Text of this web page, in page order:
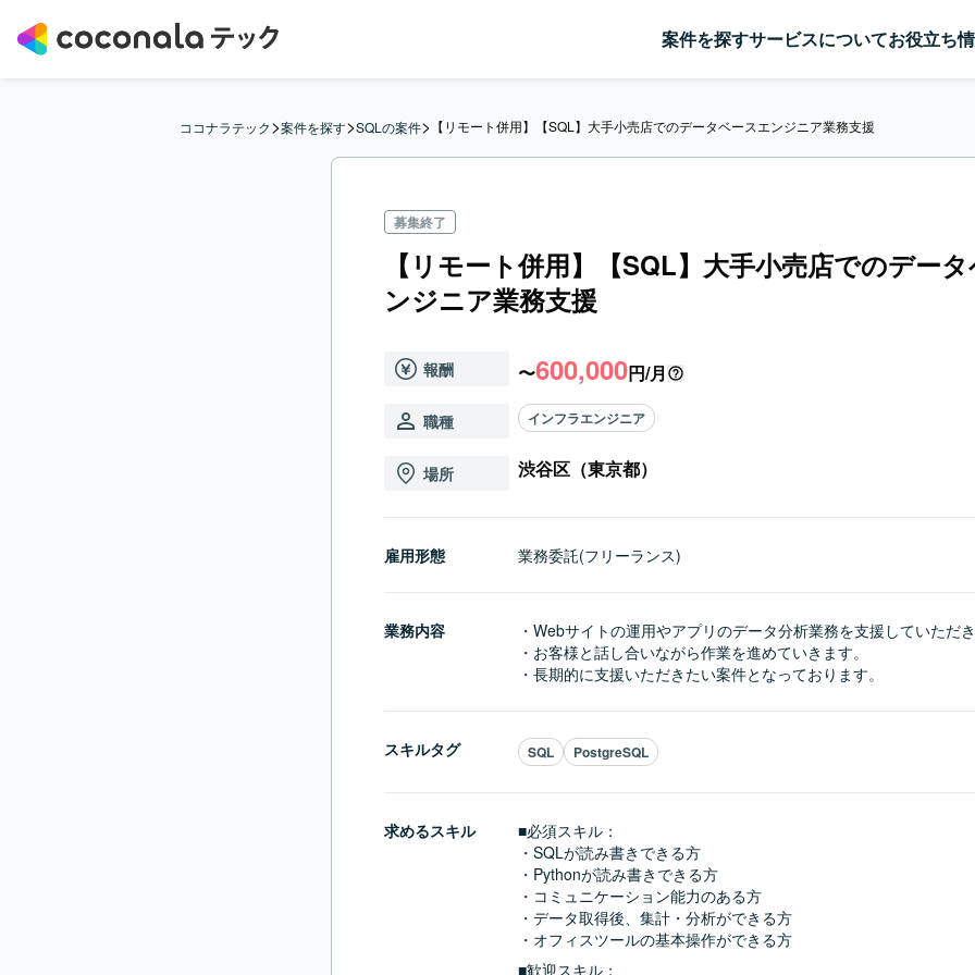
案件を探すサービスについてお役立ち
ココナラテック>案件を探す>SQLの案件> 【リモート併用】【SQL】大手小売店でのデータベースエンジニア業務支援
募集終了
【リモート併用】【SQL】大手小売店でのデー
ンジニア業務支援
報酬 〜600,000円/月
職種 インフラエンジニア
場所 渋谷区（東京都）
雇用形態 業務委託(フリーランス)
業務内容
・Webサイトの運用やアプリのデータ分析業務を支援していただ
・お客様と話し合いながら作業を進めていきます。
・長期的に支援いただきたい案件となっております。
スキルタグ SQL PostgreSQL
求めるスキル
■必須スキル：
・SQLが読み書きできる方
・Pythonが読み書きできる方
・コミュニケーション能力のある方
・データ取得後、集計・分析ができる方
・オフィスツールの基本操作ができる方
■歓迎スキル：